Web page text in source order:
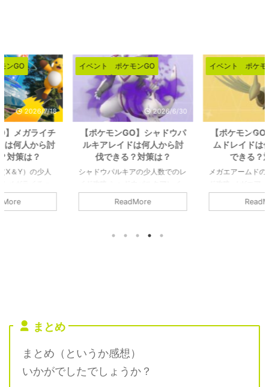
イベント ポケモンGO
2026/6/30
【ポケモンGO】シャドウパ
ルキアレイドは何人から討
伐できる？対策は？
シャドウパルキアの少人数でのレ
ドの対策や感想など。シャドウパ
シャドウパルキアの高固体は何体
いきたいと思います。詳細につい
シ ...
イベント ポケモンGO
【ポケモンGO】メガエアー
ムドレイドは何人から討伐
できる？対策は？
メガエアームドの少人数でのレイ
伐人数は8人以上です。シールド
での考察からの推測となります。
まとめ
まとめ（というか感想）
いかがでしたでしょうか？